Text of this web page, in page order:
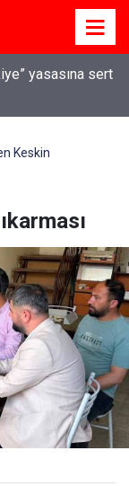
yasasına sert
karşı denetimler
Keskin